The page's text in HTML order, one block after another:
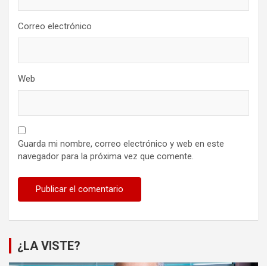
Correo electrónico
Web
Guarda mi nombre, correo electrónico y web en este
navegador para la próxima vez que comente.
¿LA VISTE?